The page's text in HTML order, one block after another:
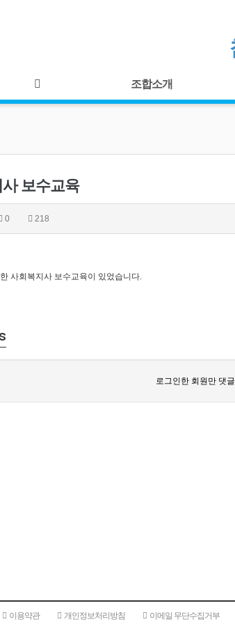
조합소개
보수교육
0 218
사회복지사 보수교육이 있었습니다.
로그인한 회원만 댓
이용약관 개인정보처리방침 이메일 무단수집거부